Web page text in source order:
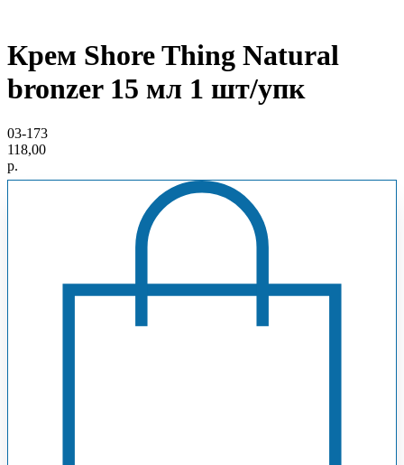
Крем Shore Thing Natural
bronzer 15 мл 1 шт/упк
03-173
118,00
р.